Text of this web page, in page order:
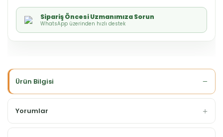
Sipariş Öncesi Uzmanımıza Sorun
WhatsApp üzerinden hızlı destek
Ürün Bilgisi
Yorumlar